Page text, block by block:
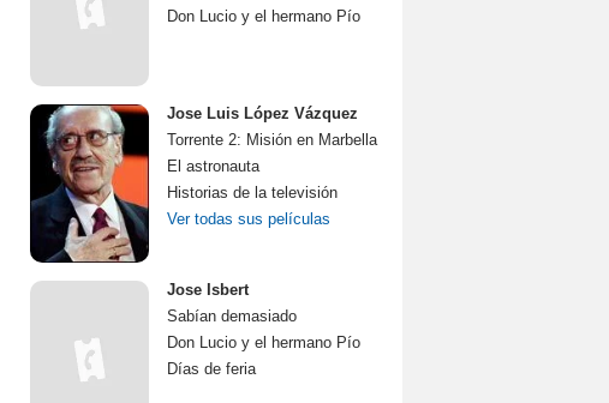
Don Lucio y el hermano Pío
Jose Luis López Vázquez
Torrente 2: Misión en Marbella
El astronauta
Historias de la televisión
Ver todas sus películas
Jose Isbert
Sabían demasiado
Don Lucio y el hermano Pío
Días de feria